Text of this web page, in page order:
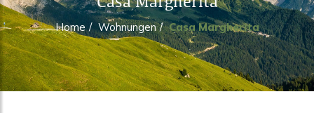
Home / Wohnungen / Casa Margherita